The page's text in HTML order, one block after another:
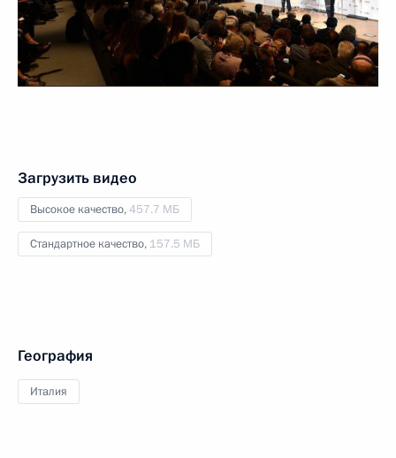
Загрузить видео
Высокое качество,457.7 МБ
Стандартное качество, 157.5 МБ
География
Италия